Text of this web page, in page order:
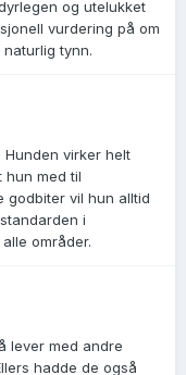
og utelukket
vurdering på om
tynn.
virker helt
hun med til
godbiter vil hun alltid
i
områder.
lever med andre
hadde de også